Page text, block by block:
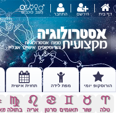
דף בית הירשם התחבר מצב כוכבים
הורוסקופ יומי מפת לידה תחזית אישית
a
טלה
s
שור
d
תאומים
f
סרטן
g
אריה
h
בתולה